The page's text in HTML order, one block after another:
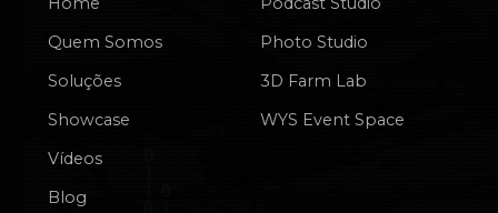
Quem Somos
Soluções
Showcase
Vídeos
Blog
Photo Studio
3D Farm Lab
WYS Event Space